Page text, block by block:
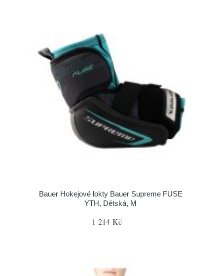
Bauer Hokejové lokty Bauer Supreme FUSE
YTH, Dětská, M
1 214 Kč